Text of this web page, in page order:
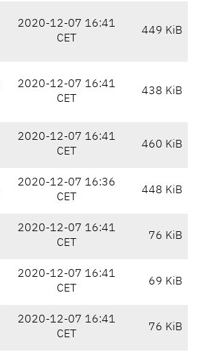
2020-12-07 16:41
CET
449 KiB
2020-12-07 16:41
CET
438 KiB
2020-12-07 16:41
CET
460 KiB
2020-12-07 16:36
CET
448 KiB
2020-12-07 16:41
CET
76 KiB
2020-12-07 16:41
CET
69 KiB
2020-12-07 16:41
CET
76 KiB